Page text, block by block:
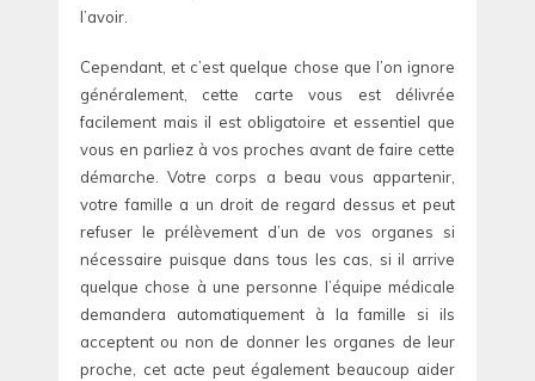
l’avoir.
Cependant, et c’est quelque chose que l’on ignore
généralement, cette carte vous est délivrée
facilement mais il est obligatoire et essentiel que
vous en parliez à vos proches avant de faire cette
démarche. Votre corps a beau vous appartenir,
votre famille a un droit de regard dessus et peut
refuser le prélèvement d’un de vos organes si
nécessaire puisque dans tous les cas, si il arrive
quelque chose à une personne l’équipe médicale
demandera automatiquement à la famille si ils
acceptent ou non de donner les organes de leur
proche, cet acte peut également beaucoup aider